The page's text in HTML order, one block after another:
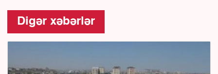
Digər xəbərlər